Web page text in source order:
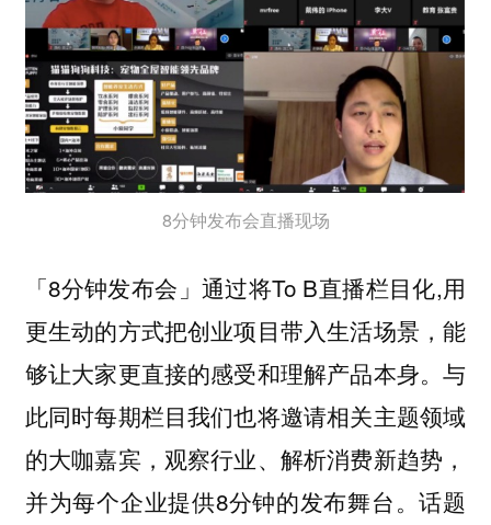
8分钟发布会直播现场
「8分钟发布会」通过将To B直播栏目化,用
更生动的方式把创业项目带入生活场景，能
够让大家更直接的感受和理解产品本身。与
此同时每期栏目我们也将邀请相关主题领域
的大咖嘉宾，观察行业、解析消费新趋势，
并为每个企业提供8分钟的发布舞台。话题